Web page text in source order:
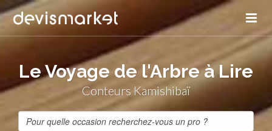
Le Voyage de l'Arbre à Lire
Conteurs Kamishibaï